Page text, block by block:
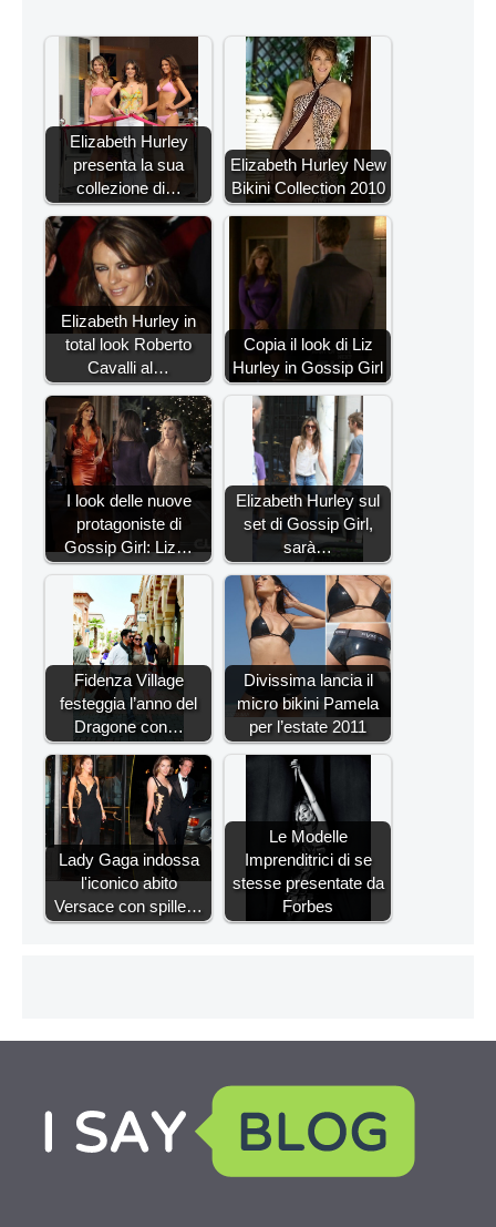
Elizabeth Hurley
presenta la sua
collezione di…
Elizabeth Hurley New
Bikini Collection 2010
Elizabeth Hurley in
total look Roberto
Cavalli al…
Copia il look di Liz
Hurley in Gossip Girl
I look delle nuove
protagoniste di
Gossip Girl: Liz…
Elizabeth Hurley sul
set di Gossip Girl,
sarà…
Fidenza Village
festeggia l’anno del
Dragone con…
Divissima lancia il
micro bikini Pamela
per l’estate 2011
Lady Gaga indossa
l'iconico abito
Versace con spille…
Le Modelle
Imprenditrici di se
stesse presentate da
Forbes